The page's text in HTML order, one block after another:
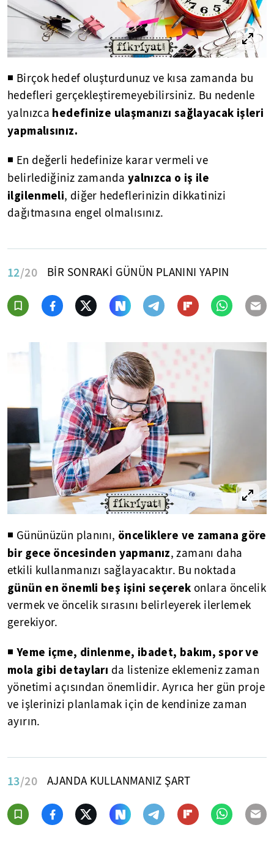
◾ Birçok hedef oluşturdunuz ve kısa zamanda bu
hedefleri gerçekleştiremeyebilirsiniz. Bu nedenle
yalnızca hedefinize ulaşmanızı sağlayacak işleri
yapmalısınız.
◾ En değerli hedefinize karar vermeli ve
belirlediğiniz zamanda yalnızca o iş ile
ilgilenmeli, diğer hedeflerinizin dikkatinizi
dağıtmasına engel olmalısınız.
12/20 BİR SONRAKİ GÜNÜN PLANINI YAPIN
◾ Gününüzün planını, önceliklere ve zamana göre
bir gece öncesinden yapmanız, zamanı daha
etkili kullanmanızı sağlayacaktır. Bu noktada
günün en önemli beş işini seçerek onlara öncelik
vermek ve öncelik sırasını belirleyerek ilerlemek
gerekiyor.
◾ Yeme içme, dinlenme, ibadet, bakım, spor ve
mola gibi detayları da listenize eklemeniz zaman
yönetimi açısından önemlidir. Ayrıca her gün proje
ve işlerinizi planlamak için de kendinize zaman
ayırın.
13/20 AJANDA KULLANMANIZ ŞART